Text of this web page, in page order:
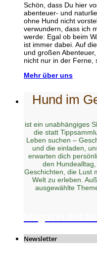
Schön, dass Du hier
abenteuer- und
ohne Hund nicht
verwundern, dass ich
werde: Egal ob beim
ist immer dabei. Auf
und großen
nicht nur in der Ferne,
Mehr über uns
Hund im
ist ein unabhängiges
die statt
Leben suchen –
und die einladen,
erwarten dich
den
Geschichten, die Lust
Welt zu erleben.
ausgewählte
Newsletter